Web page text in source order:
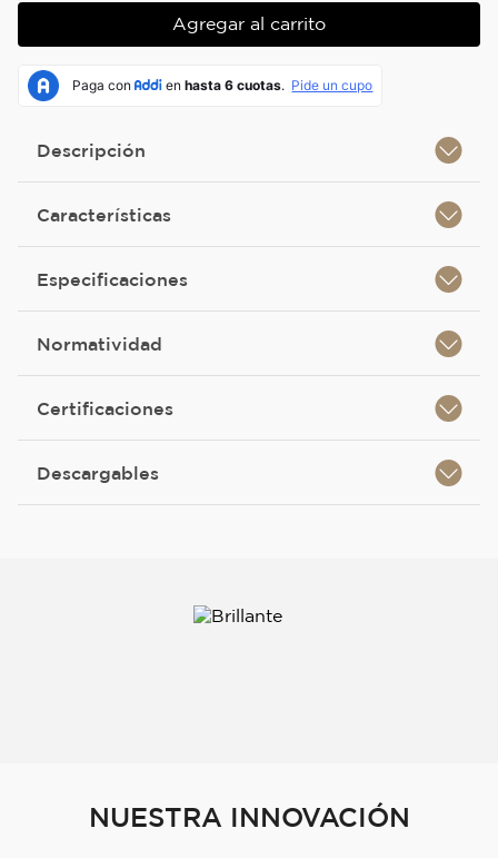
Agregar al carrito
Descripción
Características
Especificaciones
Normatividad
Certificaciones
Descargables
NUESTRA INNOVACIÓN